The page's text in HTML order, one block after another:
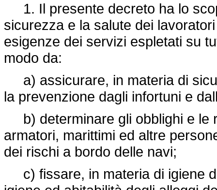
1. Il presente decreto ha lo
sicurezza e la salute dei
esigenze dei servizi espletati su
modo da:
a) assicurare, in materia di
la prevenzione dagli infortuni e
b) determinare gli obblighi e le
armatori, marittimi ed altre
dei rischi a bordo delle navi;
c) fissare, in materia di igiene